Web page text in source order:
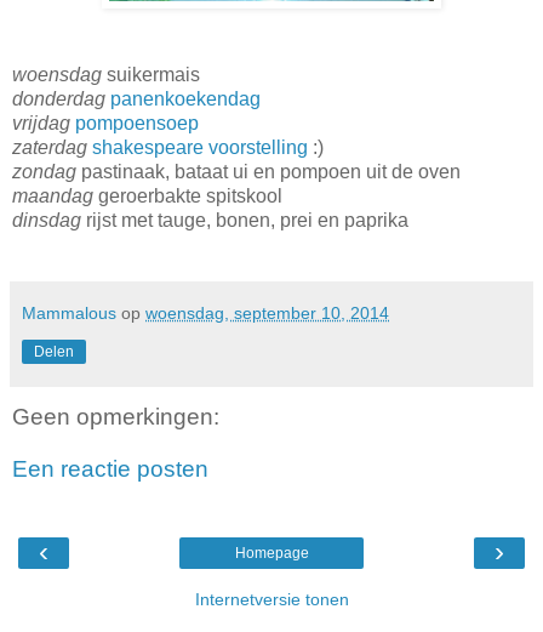
woensdag suikermais
donderdag panenkoekendag
vrijdag pompoensoep
zaterdag shakespeare voorstelling :)
zondag pastinaak, bataat ui en pompoen uit de oven
maandag geroerbakte spitskool
dinsdag rijst met tauge, bonen, prei en paprika
Mammalous op woensdag, september 10, 2014
Delen
Geen opmerkingen:
Een reactie posten
‹ ›
Homepage
Internetversie tonen